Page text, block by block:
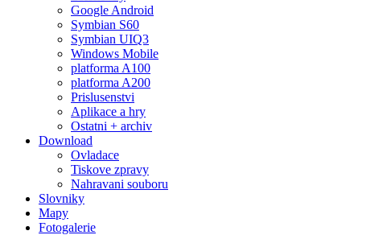
Google Android
Symbian S60
Symbian UIQ3
Windows Mobile
platforma A100
platforma A200
Prislusenstvi
Aplikace a hry
Ostatni + archiv
Download
Ovladace
Tiskove zpravy
Nahravani souboru
Slovniky
Mapy
Fotogalerie